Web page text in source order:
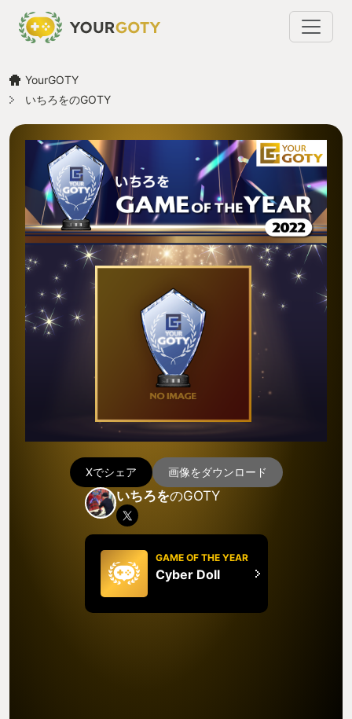
YourGOTY
いちろをのGOTY
Xでシェア 画像をダウンロード
いちろをのGOTY
GAME OF THE YEAR
Cyber Doll